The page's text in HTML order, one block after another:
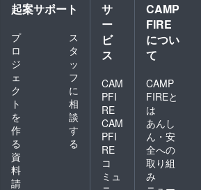
起案サポート
プ
ロ
ジ
ェ
ク
ト
を
作
る
ス
タ
ッ
フ
に
相
談
す
る
資
料
請
サ
ー
ビ
ス
CAM
PFI
RE
CAM
PFI
RE
コ
ミュ
CAMP
FIRE
につい
て
CAMP
FIREと
は
あんし
ん・安
全への
取り組
み